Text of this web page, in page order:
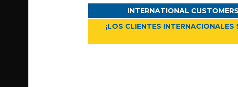
INTERNATIONAL
¡LOS CLIENTES INTERNACIONALES